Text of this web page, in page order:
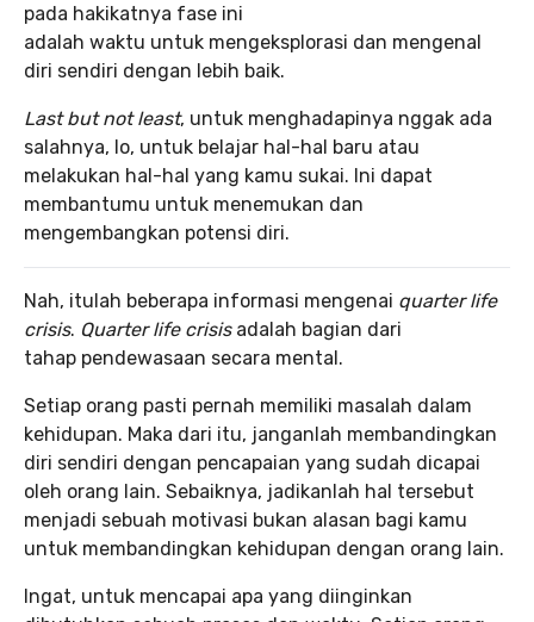
pada hakikatnya fase ini
adalah waktu untuk mengeksplorasi dan mengenal
diri sendiri dengan lebih baik.
Last but not least, untuk menghadapinya nggak ada
salahnya, lo, untuk belajar hal-hal baru atau
melakukan hal-hal yang kamu sukai. Ini dapat
membantumu untuk menemukan dan
mengembangkan potensi diri.
Nah, itulah beberapa informasi mengenai quarter life
crisis. Quarter life crisis adalah bagian dari
tahap pendewasaan secara mental.
Setiap orang pasti pernah memiliki masalah dalam
kehidupan. Maka dari itu, janganlah membandingkan
diri sendiri dengan pencapaian yang sudah dicapai
oleh orang lain. Sebaiknya, jadikanlah hal tersebut
menjadi sebuah motivasi bukan alasan bagi kamu
untuk membandingkan kehidupan dengan orang lain.
Ingat, untuk mencapai apa yang diinginkan